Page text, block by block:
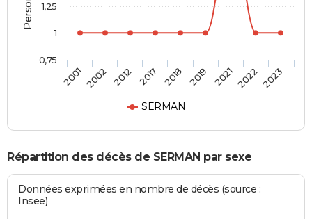
SERMAN
20012002 2012 2017 2018 2019 202120222023
0,75
1
1,25
Répartition des décès de SERMAN par sexe
Données exprimées en nombre de décès (source :
Insee)